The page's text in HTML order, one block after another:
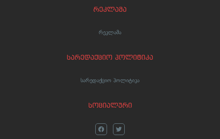
რეკლამა
რეკლამა
სარედაქციო პოლიტიკა
სარედაქციო პოლიტიკა
სოციალური